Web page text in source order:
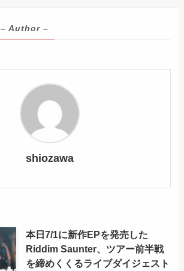
– Author –
shiozawa
本日7/1に新作EPを発売した
Riddim Saunter、ツアー前半戦
を締めくくるライブダイジェスト